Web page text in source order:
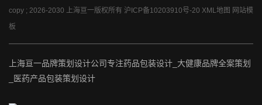
copy ; 2026-2030 上海亘一版权所有 沪ICP备10203910号-20 XML地图 网站模
板
上海亘一品牌策划设计公司专注药品包装设计_大健康品牌全案策划
_医药产品包装策划设计